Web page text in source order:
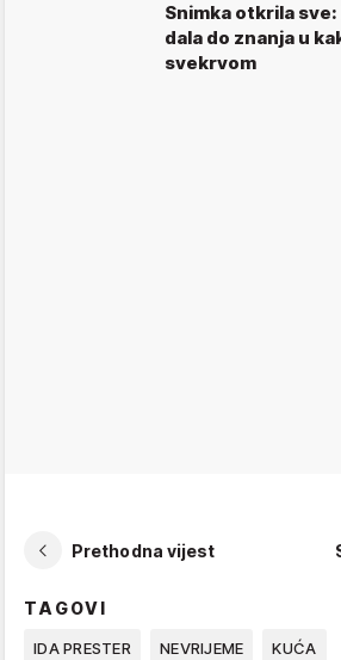
Snimka otkrila
dala do znanja u
svekrvom
Prethodna vijest
TAGOVI
IDA PRESTER NEVRIJEME KUĆA